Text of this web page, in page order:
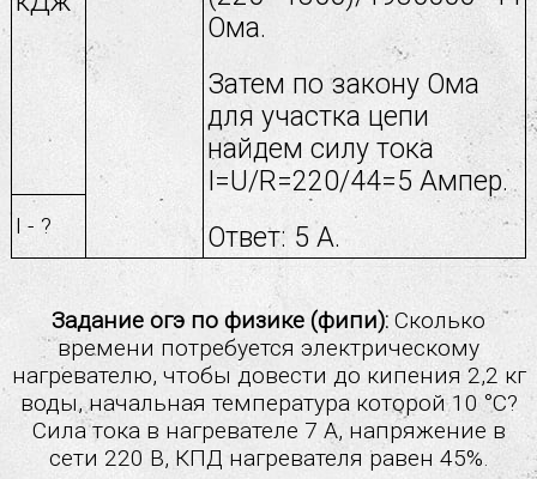
Ома.
Затем по закону Ома
для участка цепи
найдем силу тока
I=U/R=220/44=5 Ампер.
Ответ: 5 А.
I - ?
Задание огэ по физике (фипи): Сколько
времени потребуется электрическому
нагревателю, чтобы довести до кипения 2,2 кг
воды, начальная температура которой 10 °С?
Сила тока в нагревателе 7 А, напряжение в
сети 220 В, КПД нагревателя равен 45%.